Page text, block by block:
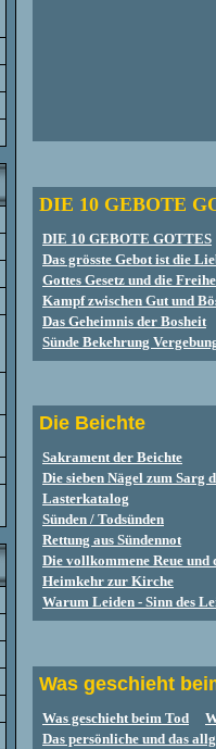
DIE 10 GEBOTE
DIE 10 GEBOTE GOTTES
Das grösste Gebot ist die
Gottes Gesetz und die
Kampf zwischen Gut und
Das Geheimnis der Bosheit
Sünde Bekehrung
Die Beichte
Sakrament der Beichte
Die sieben Nägel zum Sarg
Lasterkatalog
Sünden / Todsünden
Rettung aus Sündennot
Die vollkommene Reue und
Heimkehr zur Kirche
Warum Leiden - Sinn des
Was geschieht
Was geschieht beim Tod
Das persönliche und das